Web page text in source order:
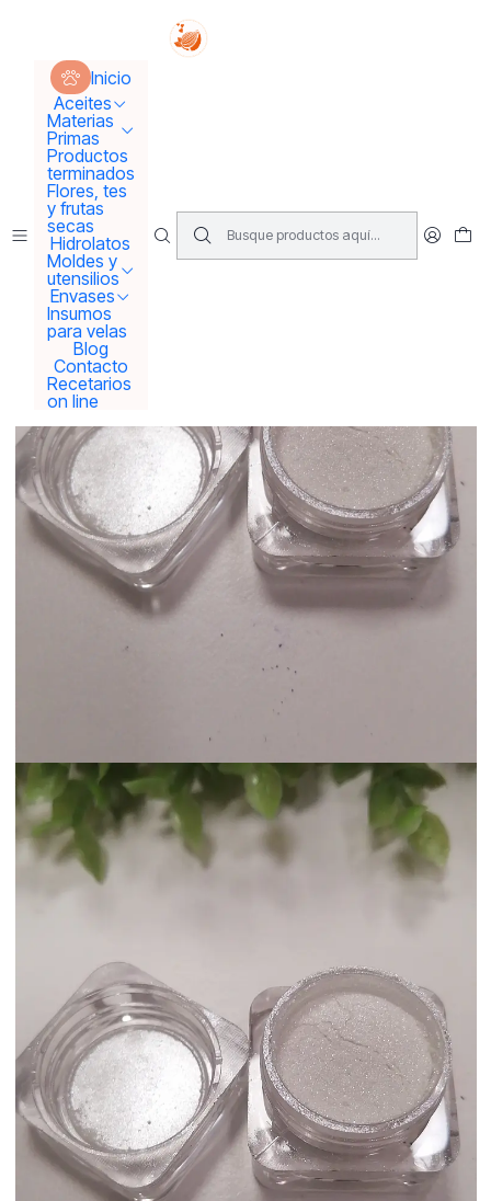
Inicio
Aceites
Materias
Primas
Productos
terminados
Flores, tes
y frutas
secas
Hidrolatos
Moldes y
utensilios
Envases
Insumos
para velas
Blog
Contacto
Recetarios
on line
Tus sueños se concretan aquí !!!
Inicio
Pigmentos Naturales